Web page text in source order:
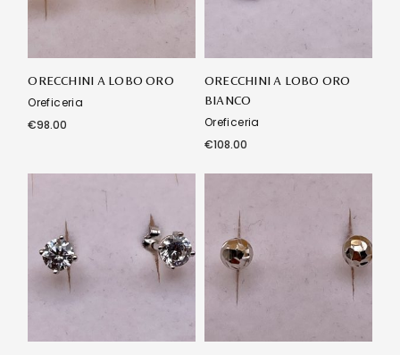
ORECCHINI A LOBO ORO
Oreficeria
€98.00
ORECCHINI A LOBO ORO
BIANCO
Oreficeria
€108.00